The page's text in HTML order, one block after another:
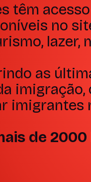
têm
no
lazer,
as
imigração,
imigrantes
de